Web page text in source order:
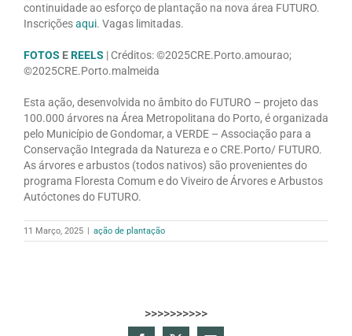
continuidade ao esforço de plantação na nova área FUTURO.
Inscriçõesaqui. Vagas limitadas.
FOTOS EREELS | Créditos: ©2025CRE.Porto.amourao;
©2025CRE.Porto.malmeida
Esta ação, desenvolvida no âmbito do FUTURO – projeto das
100.000 árvores na Área Metropolitana do Porto, é organizada
pelo Município de Gondomar, a VERDE – Associação para a
Conservação Integrada da Natureza e o CRE.Porto/ FUTURO.
As árvores e arbustos (todos nativos) são provenientes do
programa Floresta Comum e do Viveiro de Árvores e Arbustos
Autóctones do FUTURO.
11 Março, 2025 | ação de plantação
>>>>>>>>>>